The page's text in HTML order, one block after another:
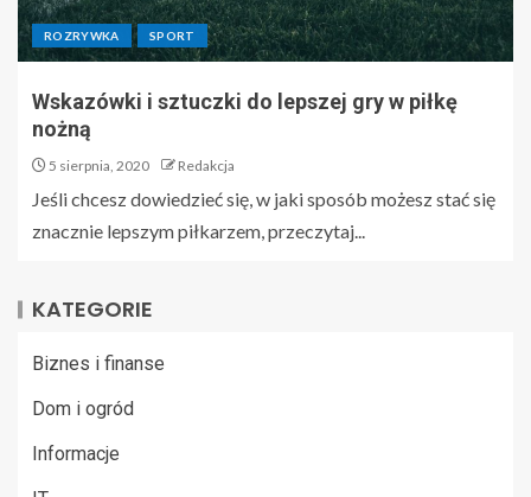
ROZRYWKA SPORT
Wskazówki i sztuczki do lepszej gry w piłkę
nożną
5 sierpnia, 2020 Redakcja
Jeśli chcesz dowiedzieć się, w jaki sposób możesz stać się
znacznie lepszym piłkarzem, przeczytaj...
KATEGORIE
Biznes i finanse
Dom i ogród
Informacje